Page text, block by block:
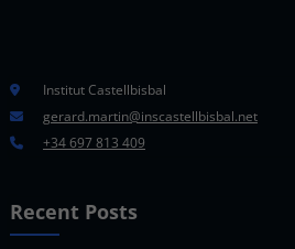
Institut Castellbisbal
gerard.martin@inscastellbisbal.net
+34 697 813 409
Recent Posts